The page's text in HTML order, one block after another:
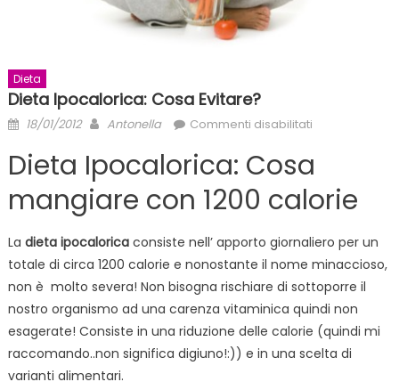
Dieta
Dieta Ipocalorica: Cosa Evitare?
Posted
18/01/2012 Author
Antonella Commenti disabilitatisu
Ipocalorica:
Cosa
Evitare?
Dieta Ipocalorica: Cosa
mangiare con 1200 calorie
La dieta ipocaloricaconsiste nell’ apporto giornaliero per un
totale di circa 1200 calorie e nonostante il nome minaccioso,
non è molto severa! Non bisogna rischiare di sottoporre il
nostro organismo ad una carenza vitaminica quindi non
esagerate! Consiste in una riduzione delle calorie (quindi mi
raccomando..non significa digiuno!:)) e in una scelta di
varianti alimentari.